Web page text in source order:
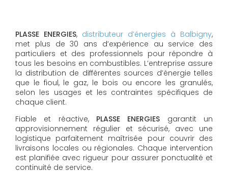
PLASSE ENERGIES, distributeur d’énergies à Balbigny,
met plus de 30 ans d’expérience au service des
particuliers et des professionnels pour répondre à
tous les besoins en combustibles. L’entreprise assure
la distribution de différentes sources d’énergie telles
que le fioul, le gaz, le bois ou encore les granulés,
selon les usages et les contraintes spécifiques de
chaque client.
Fiable et réactive, PLASSE ENERGIES garantit un
approvisionnement régulier et sécurisé, avec une
logistique parfaitement maîtrisée pour couvrir des
livraisons locales ou régionales. Chaque intervention
est planifiée avec rigueur pour assurer ponctualité et
continuité de service.